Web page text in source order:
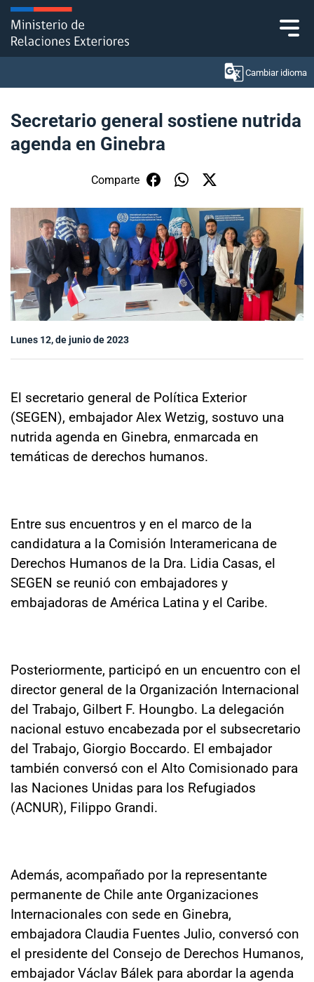
Click acá para ir directamente al contenido
Cambiar idioma
Ministerio
Política Exterior
Embajadas y consulados
Servicios ciudadanos
Subsecretaría de Relaciones Económicas
Internacionales
Sala de prensa
modo claro
Secretario general sostiene nutrida
agenda en Ginebra
Comparte
Lunes 12, de junio de 2023
El secretario general de Política Exterior
(SEGEN), embajador Alex Wetzig, sostuvo una
nutrida agenda en Ginebra, enmarcada en
temáticas de derechos humanos.
Entre sus encuentros y en el marco de la
candidatura a la Comisión Interamericana de
Derechos Humanos de la Dra. Lidia Casas, el
SEGEN se reunió con embajadores y
embajadoras de América Latina y el Caribe.
Posteriormente, participó en un encuentro con el
director general de la Organización Internacional
del Trabajo, Gilbert F. Houngbo. La delegación
nacional estuvo encabezada por el subsecretario
del Trabajo, Giorgio Boccardo. El embajador
también conversó con el Alto Comisionado para
las Naciones Unidas para los Refugiados
(ACNUR), Filippo Grandi.
Además, acompañado por la representante
permanente de Chile ante Organizaciones
Internacionales con sede en Ginebra,
embajadora Claudia Fuentes Julio, conversó con
el presidente del Consejo de Derechos Humanos,
embajador Václav Bálek para abordar la agenda